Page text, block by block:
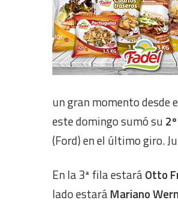
un gran momento desde
este domingo sumó su
(Ford) en el último giro.
En la 3ª fila estaráOtto
lado estaráMariano